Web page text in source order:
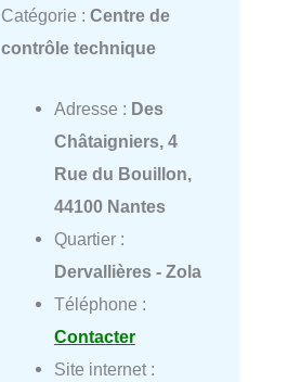
Catégorie : Centre de
contrôle technique
Adresse : Des
Châtaigniers, 4
Rue du Bouillon,
44100 Nantes
Quartier :
Dervallières - Zola
Téléphone :
Contacter
Site internet :